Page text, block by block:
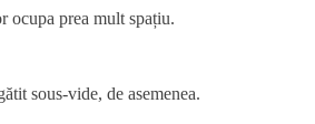
ocupa prea mult spațiu.
sous-vide, de asemenea.